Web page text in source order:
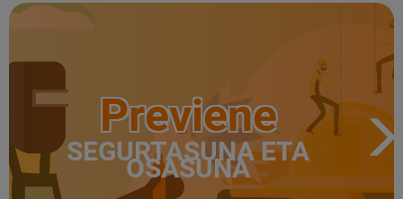
Previene
SEGURTASUNA ETA
OSASUNA